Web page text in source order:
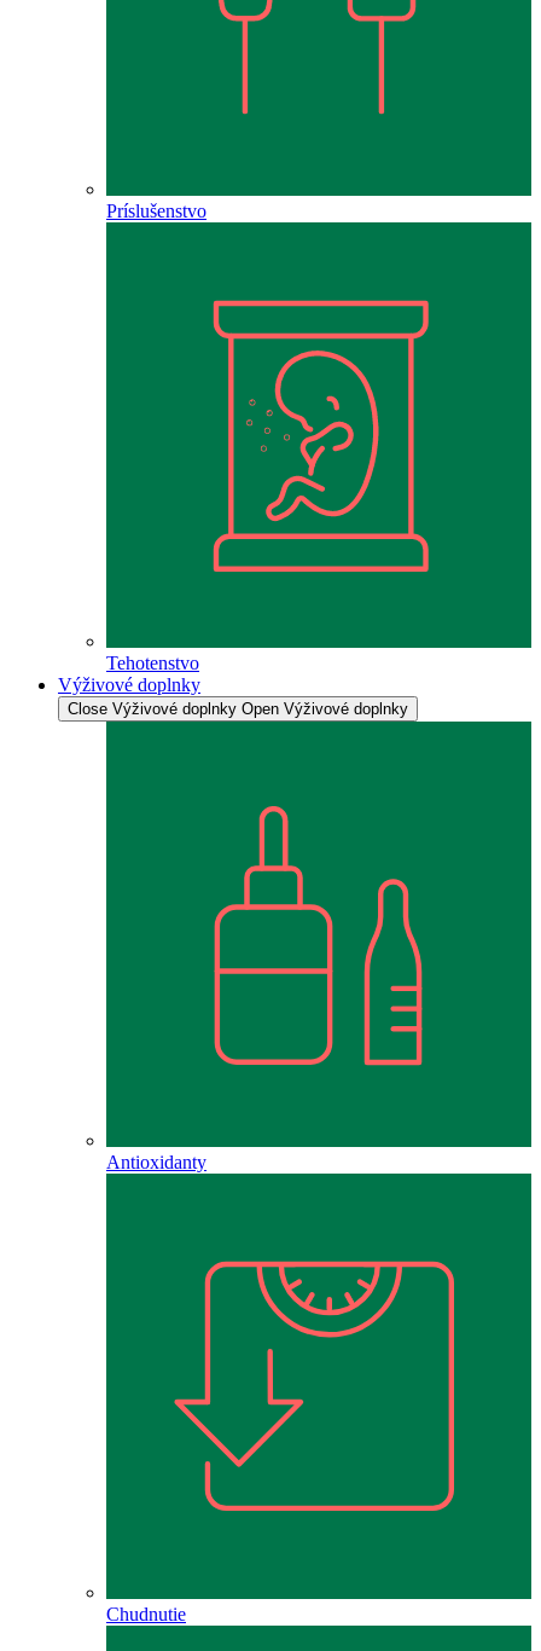
Príslušenstvo
Tehotenstvo
Výživové doplnky
Close Výživové doplnky Open Výživové doplnky
Antioxidanty
Chudnutie